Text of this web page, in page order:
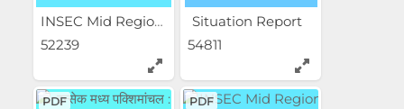
INSEC Mid Regional :...
52239
Situation Report
54811
PDF PDF